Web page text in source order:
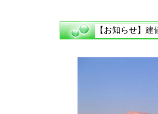
【お知らせ】 建